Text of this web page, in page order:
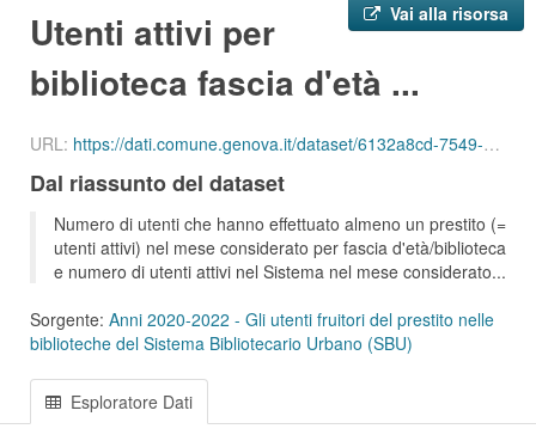
Vai alla risorsa
Utenti attivi per
biblioteca fascia d'età ...
URL: https://dati.comune.genova.it/dataset/6132a8cd-7549-4c9d-8613-d075f5f547d2/resource/1b0aea0f-2bd0-4659-8e75-83bebd787e0f/download/ute_attivi_fet_35_54_bib_sbu_01_202106.csv
Dal riassunto del dataset
Numero di utenti che hanno effettuato almeno un prestito (=
utenti attivi) nel mese considerato per fascia d'età/biblioteca
e numero di utenti attivi nel Sistema nel mese considerato...
Sorgente: Anni 2020-2022 - Gli utenti fruitori del prestito nelle
biblioteche del Sistema Bibliotecario Urbano (SBU)
Esploratore Dati